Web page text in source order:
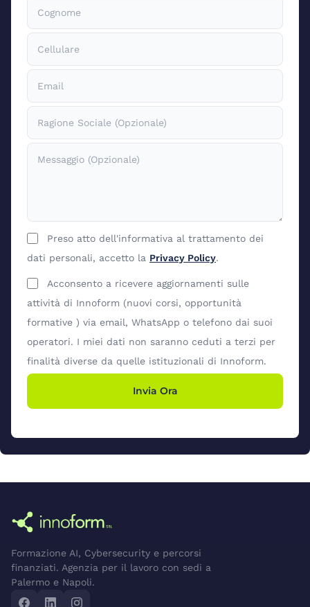
Preso atto dell'informativa al trattamento dei
dati personali, accetto la Privacy Policy.
Acconsento a ricevere aggiornamenti sulle
attività di Innoform (nuovi corsi, opportunità
formative ) via email, WhatsApp o telefono dai suoi
operatori. I miei dati non saranno ceduti a terzi per
finalità diverse da quelle istituzionali di Innoform.
Invia Ora
Formazione AI, Cybersecurity e percorsi
finanziati. Agenzia per il lavoro con sedi a
Palermo e Napoli.